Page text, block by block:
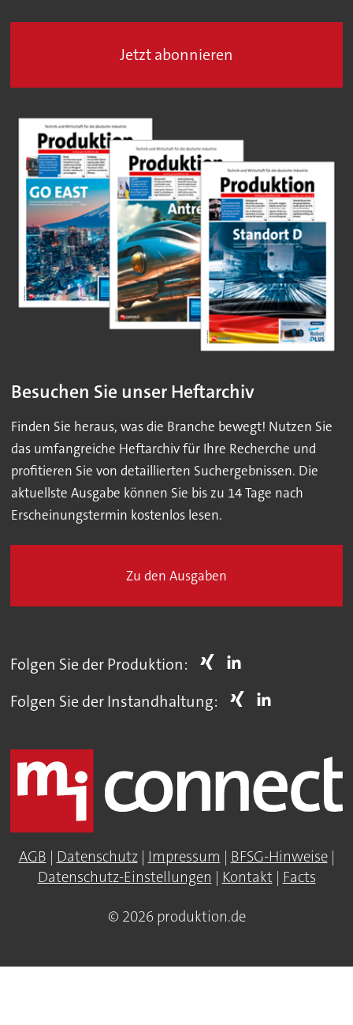
Jetzt abonnieren
Besuchen Sie unser Heftarchiv
Finden Sie heraus, was die Branche bewegt! Nutzen Sie
das umfangreiche Heftarchiv für Ihre Recherche und
profitieren Sie von detaillierten Suchergebnissen. Die
aktuellste Ausgabe können Sie bis zu 14 Tage nach
Erscheinungstermin kostenlos lesen.
Zu den Ausgaben
Folgen Sie der Produktion:
Folgen Sie der Instandhaltung:
AGB | Datenschutz| Impressum | BFSG-Hinweise|
Datenschutz-Einstellungen | Kontakt| Facts
© 2026 produktion.de